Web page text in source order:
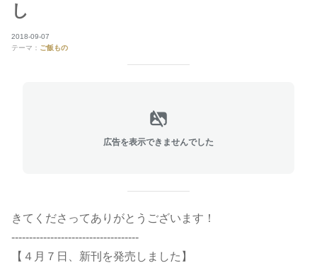
し
2018-09-07
テーマ： ご飯もの
広告を表示できませんでした
きてくださってありがとうございます！
------------------------------------
【４月７日、新刊を発売しました】